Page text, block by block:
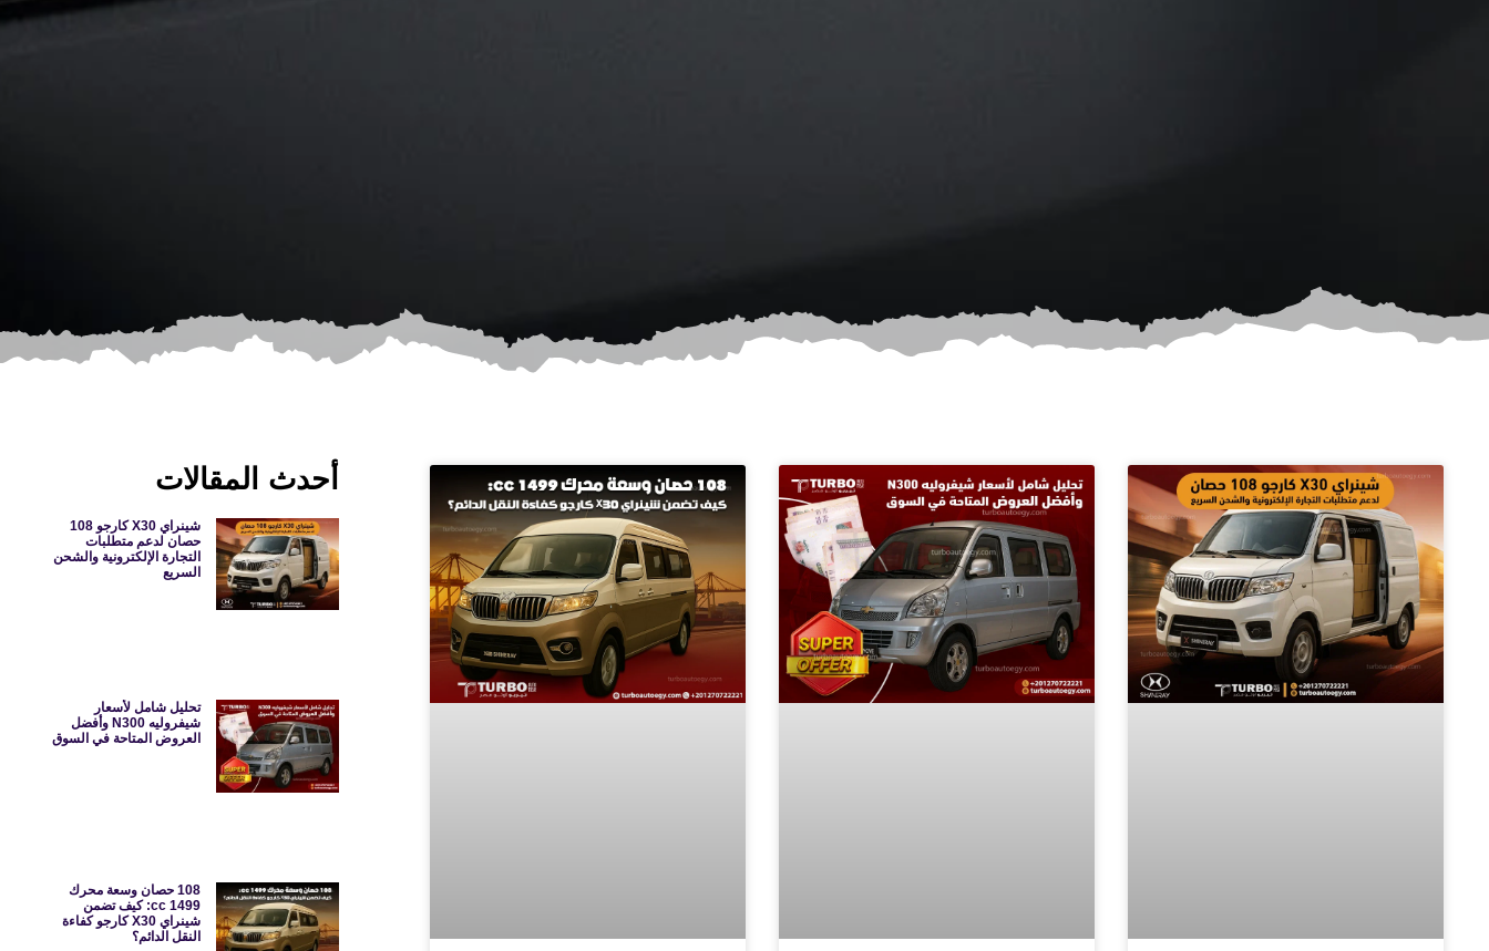
أحدث المقالات
شينراي X30 كارجو 108
حصان لدعم متطلبات
التجارة الإلكترونية والشحن
السريع
تحليل شامل لأسعار
شيفروليه N300 وأفضل
العروض المتاحة في السوق
108 حصان وسعة محرك
1499 cc: كيف تضمن
شينراي X30 كارجو كفاءة
النقل الدائم؟